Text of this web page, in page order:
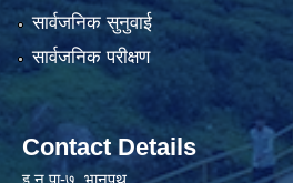
सार्वजनिक सुनुवाई
सार्वजनिक परीक्षण
Contact Details
इ.न.पा-७, भानुपथ